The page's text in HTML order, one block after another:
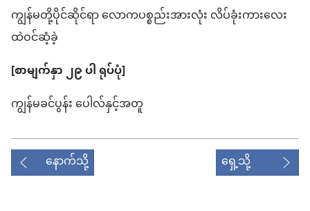
ကျွန်မ​တို့​ပိုင်ဆိုင်ရာ လောက​ပစ္စည်း​အားလုံး လိပ်​ခုံး​ကား​လေး​
ထဲ​ဝင်ဆံ့​ခဲ့
[စာမျက်နှာ ၂၉ ပါ ရုပ်ပုံ]
ကျွန်မ​ခင်ပွန်း ပေါလ်​နှင့်အတူ
နောက်သို့ ရှေ့သို့